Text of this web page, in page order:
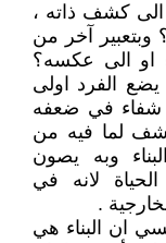
الى كشف ذاته ،
آخر من
او الى عكسه؟
يضع الفرد اولى
شفاء في ضعفه
لما فيه من
وبه يصون
لانه في
.
ان البناء هي